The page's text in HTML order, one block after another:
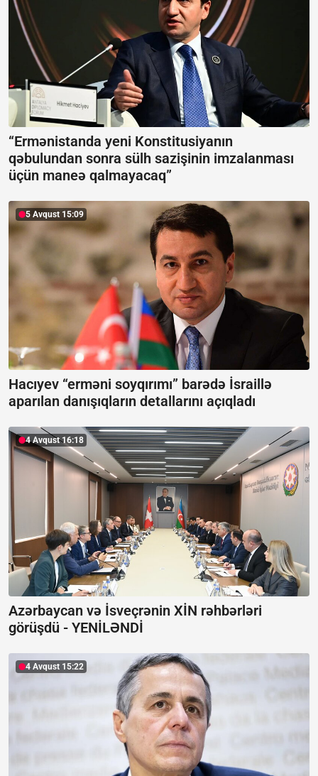
“Ermənistanda yeni Konstitusiyanın
qəbulundan sonra sülh sazişinin imzalanması
üçün maneə qalmayacaq”
5 Avqust 15:09
Hacıyev “erməni soyqırımı” barədə İsraillə
aparılan danışıqların detallarını açıqladı
4 Avqust 16:18
Azərbaycan və İsveçrənin XİN rəhbərləri
görüşdü - YENİLƏNDİ
4 Avqust 15:22